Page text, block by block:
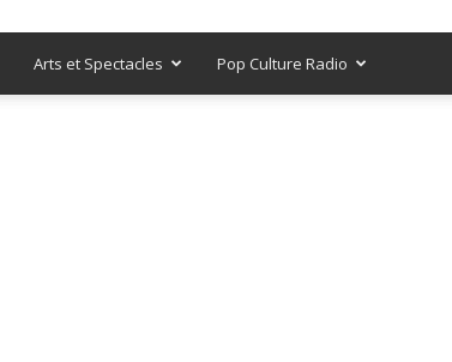
Arts et Spectacles Pop Culture Radio